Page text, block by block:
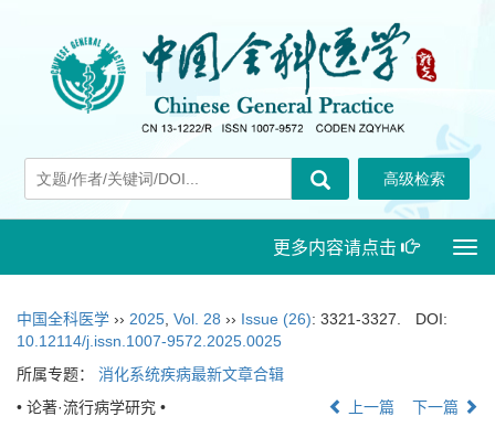
更多内容请点击
中国全科医学 ›› 2025, Vol. 28 ›› Issue (26): 3321-3327.
DOI:
10.12114/j.issn.1007-9572.2025.0025
所属专题： 消化系统疾病最新文章合辑
• 论著·流行病学研究 •
上一篇 下一篇